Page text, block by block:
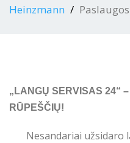
Heinzmann Paslaugos
„LANGŲ SERVISAS 24“
RŪPEŠČIŲ!
Nesandariai užsidaro